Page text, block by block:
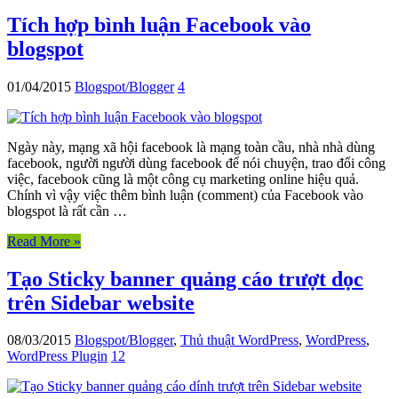
Tích hợp bình luận Facebook vào
blogspot
01/04/2015 Blogspot/Blogger 4
Ngày này, mạng xã hội facebook là mạng toàn cầu, nhà nhà dùng
facebook, người người dùng facebook để nói chuyện, trao đổi công
việc, facebook cũng là một công cụ marketing online hiệu quả.
Chính vì vậy việc thêm bình luận (comment) của Facebook vào
blogspot là rất cần …
Read More »
Tạo Sticky banner quảng cáo trượt dọc
trên Sidebar website
08/03/2015 Blogspot/Blogger, Thủ thuật WordPress, WordPress,
WordPress Plugin 12